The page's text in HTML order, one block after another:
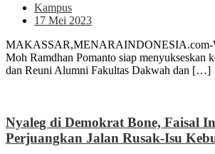
Kampus
17 Mei 2023
MAKASSAR,MENARAINDONESIA.com-
Moh Ramdhan Pomanto siap menyukseskan
dan Reuni Alumni Fakultas Dakwah dan […]
Nyaleg di Demokrat Bone, Faisal
Perjuangkan Jalan Rusak-Isu